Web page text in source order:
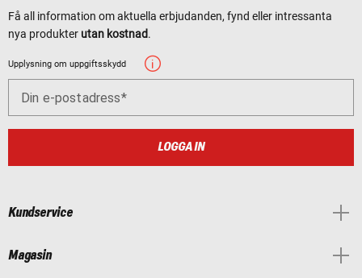
Få all information om aktuella erbjudanden, fynd eller intressanta
nya produkter utan kostnad.
Upplysning om uppgiftsskydd
Din e-postadress
LOGGA IN
Kundservice
Magasin